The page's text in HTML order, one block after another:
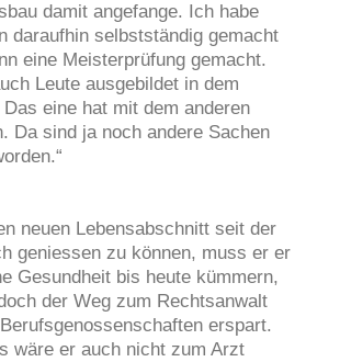
damit angefange. Ich habe
daraufhin selbstständig gemacht
eine Meisterprüfung gemacht.
Leute ausgebildet in dem
eine hat mit dem anderen
Da sind ja noch andere Sachen
neuen Lebensabschnitt seit der
geniessen zu können, muss er er
Gesundheit bis heute kümmern,
der Weg zum Rechtsanwalt
erspart.
wäre er auch nicht zum Arzt